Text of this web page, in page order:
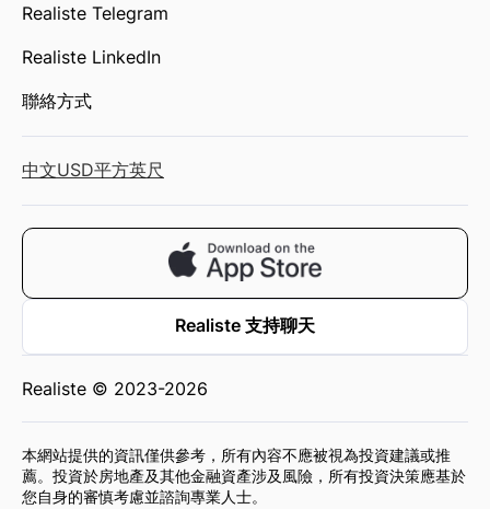
Realiste Telegram
Realiste LinkedIn
聯絡方式
中文USD平方英尺
Realiste 支持聊天
Realiste © 2023-2026
本網站提供的資訊僅供參考，所有內容不應被視為投資建議或推
薦。投資於房地產及其他金融資產涉及風險，所有投資決策應基於
您自身的審慎考慮並諮詢專業人士。